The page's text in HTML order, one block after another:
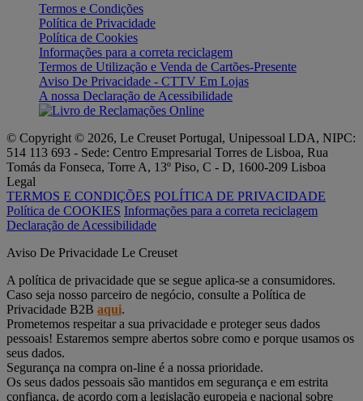
Termos e Condições
Política de Privacidade
Política de Cookies
Informações para a correta reciclagem
Termos de Utilização e Venda de Cartões-Presente
Aviso De Privacidade - CTTV Em Lojas
A nossa Declaração de Acessibilidade
© Copyright © 2026, Le Creuset Portugal, Unipessoal LDA, NIPC:
514 113 693 - Sede: Centro Empresarial Torres de Lisboa, Rua
Tomás da Fonseca, Torre A, 13º Piso, C - D, 1600-209 Lisboa
Legal
TERMOS E CONDIÇÕES POLÍTICA DE PRIVACIDADE
Política de COOKIES Informações para a correta reciclagem
Declaração de Acessibilidade
Aviso De Privacidade Le Creuset
A política de privacidade que se segue aplica-se a consumidores.
Caso seja nosso parceiro de negócio, consulte a Política de
Privacidade B2B aqui.
Prometemos respeitar a sua privacidade e proteger seus dados
pessoais! Estaremos sempre abertos sobre como e porque usamos os
seus dados.
Segurança na compra on-line é a nossa prioridade.
Os seus dados pessoais são mantidos em segurança e em estrita
confiança, de acordo com a legislação europeia e nacional sobre